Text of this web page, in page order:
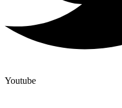
Youtube